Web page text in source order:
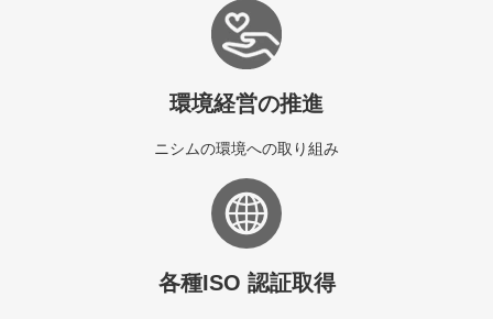
環境経営の推進
ニシムの環境への取り組み
各種ISO 認証取得